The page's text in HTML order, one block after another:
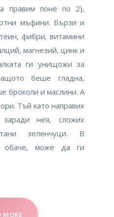
правим поне по 2),
мъфини. Бързи и
фибри, витамини
магнезий, цинк и
ги унищожи за
беше гладна,
броколи и маслини. А
Тъй като направих
нея, сложих
зеленчуци. В
обаче, може да ги
MORE